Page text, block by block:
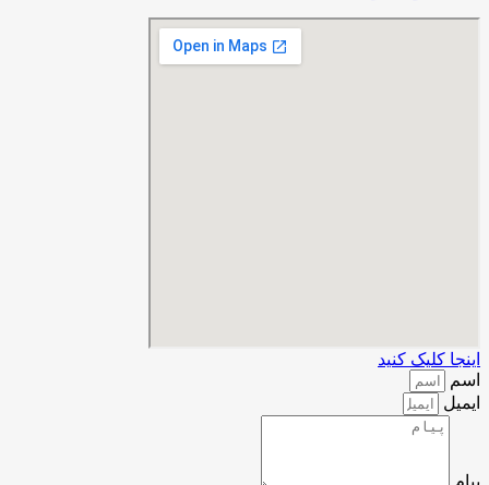
اینجا کلیک کنید
اسم
ایمیل
پیام